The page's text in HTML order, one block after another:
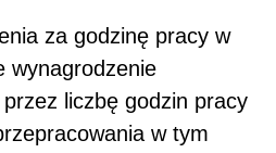
za godzinę pracy w
wynagrodzenie
liczbę godzin pracy
w tym